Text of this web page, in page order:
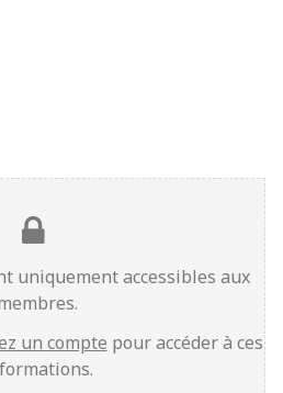
uniquement accessibles aux
un compte pour accéder à ces